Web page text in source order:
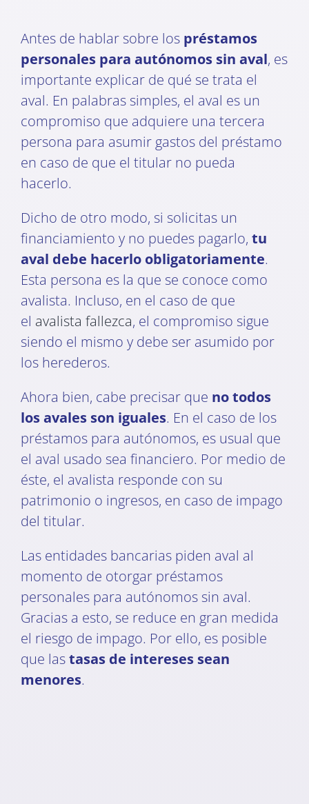
Antes de hablar sobre los préstamos
personales para autónomos sin aval, es
importante explicar de qué se trata el
aval. En palabras simples, el aval es un
compromiso que adquiere una tercera
persona para asumir gastos del préstamo
en caso de que el titular no pueda
hacerlo.
Dicho de otro modo, si solicitas un
financiamiento y no puedes pagarlo, tu
aval debe hacerlo obligatoriamente.
Esta persona es la que se conoce como
avalista. Incluso, en el caso de que
el avalista fallezca, el compromiso sigue
siendo el mismo y debe ser asumido por
los herederos.
Ahora bien, cabe precisar que no todos
los avales son iguales. En el caso de los
préstamos para autónomos, es usual que
el aval usado sea financiero. Por medio de
éste, el avalista responde con su
patrimonio o ingresos, en caso de impago
del titular.
Las entidades bancarias piden aval al
momento de otorgar préstamos
personales para autónomos sin aval.
Gracias a esto, se reduce en gran medida
el riesgo de impago. Por ello, es posible
que lastasas de intereses sean
menores.